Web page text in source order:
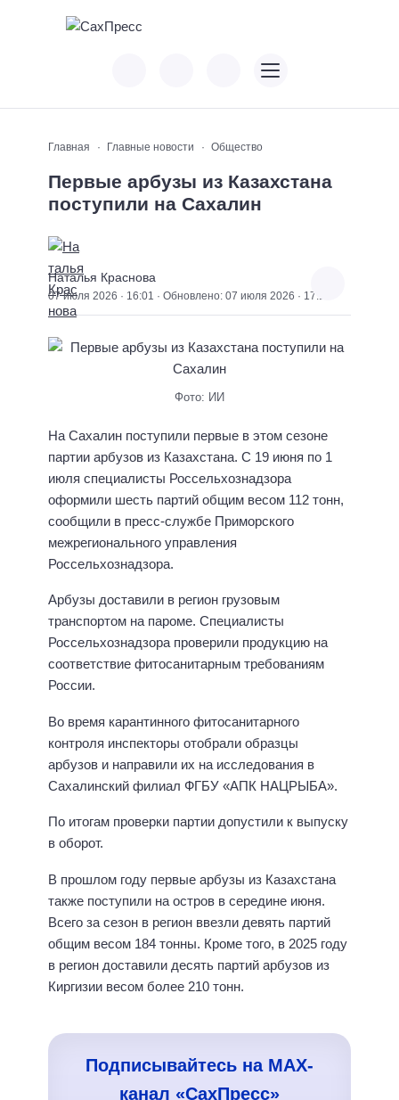
Главная Главные новости Общество
Первые арбузы из Казахстана
поступили на Сахалин
Наталья Краснова
07 июля 2026 · 16:01 · Обновлено: 07 июля 2026 · 17:17
Фото: ИИ
На Сахалин поступили первые в этом сезоне
партии арбузов из Казахстана. С 19 июня по 1
июля специалисты Россельхознадзора
оформили шесть партий общим весом 112 тонн,
сообщили в пресс-службе Приморского
межрегионального управления
Россельхознадзора.
Арбузы доставили в регион грузовым
транспортом на пароме. Специалисты
Россельхознадзора проверили продукцию на
соответствие фитосанитарным требованиям
России.
Во время карантинного фитосанитарного
контроля инспекторы отобрали образцы
арбузов и направили их на исследования в
Сахалинский филиал ФГБУ «АПК НАЦРЫБА».
По итогам проверки партии допустили к выпуску
в оборот.
В прошлом году первые арбузы из Казахстана
также поступили на остров в середине июня.
Всего за сезон в регион ввезли девять партий
общим весом 184 тонны. Кроме того, в 2025 году
в регион доставили десять партий арбузов из
Киргизии весом более 210 тонн.
Подписывайтесь на MAX-
канал «СахПресс»